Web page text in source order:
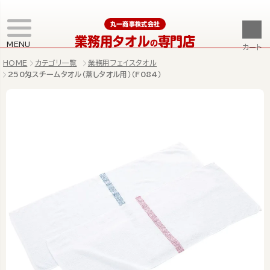
MENU
丸一商事株式会社
業務用タオルの専門店 カート
HOME カテゴリ一覧
業務用フェイスタオル
250匁スチームタオル（蒸しタオル用）（F084）